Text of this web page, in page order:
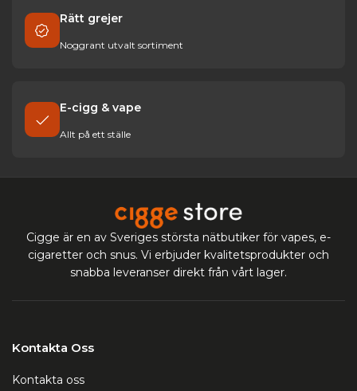
Rätt grejer
Noggrant utvalt sortiment
E-cigg & vape
Allt på ett ställe
Cigge är en av Sveriges största nätbutiker för vapes, e-
cigaretter och snus. Vi erbjuder kvalitetsprodukter och
snabba leveranser direkt från vårt lager.
Kontakta Oss
Kontakta oss